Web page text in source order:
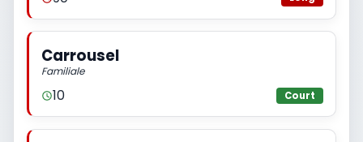
Carrousel
Familiale
10 Court